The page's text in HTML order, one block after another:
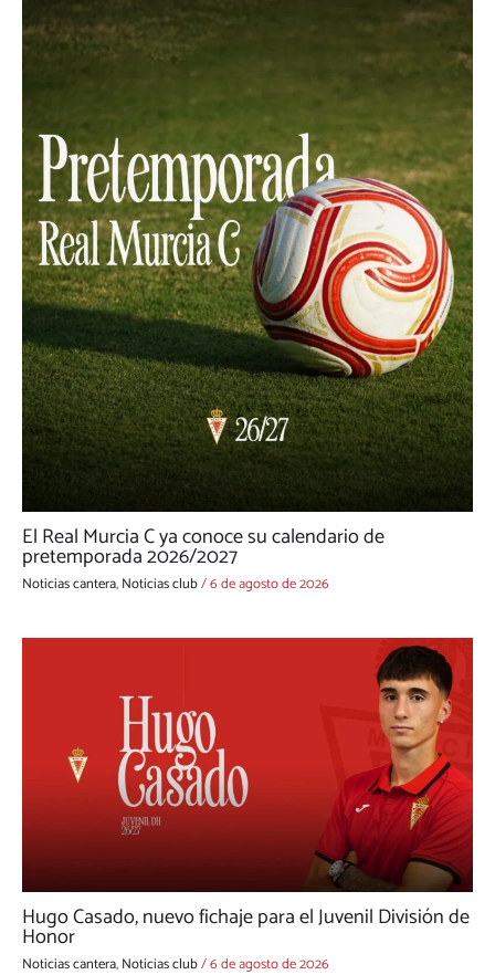
El Real Murcia C ya conoce su calendario de
pretemporada 2026/2027
Noticias cantera,Noticias club/6 de agosto de 2026
Hugo Casado, nuevo fichaje para el Juvenil División de
Honor
Noticias cantera,Noticias club/6 de agosto de 2026